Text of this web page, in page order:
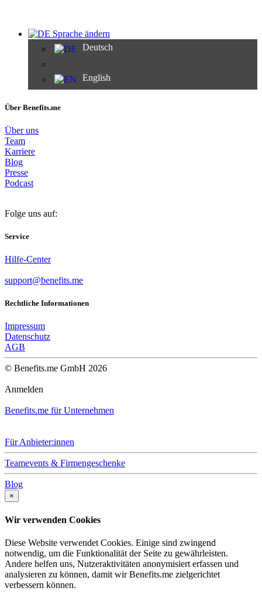
Sprache ändern
Deutsch
English
Über Benefits.me
Über uns
Team
Karriere
Blog
Presse
Podcast
Folge uns auf:
Service
Hilfe-Center
support@benefits.me
Rechtliche Informationen
Impressum
Datenschutz
AGB
© Benefits.me GmbH 2026
Anmelden
Benefits.me für Unternehmen
Für Anbieter:innen
Teamevents & Firmengeschenke
Blog
×
Wir verwenden Cookies
Diese Website verwendet Cookies. Einige sind zwingend
notwendig, um die Funktionalität der Seite zu gewährleisten.
Andere helfen uns, Nutzeraktivitäten anonymisiert erfassen und
analysieren zu können, damit wir Benefits.me zielgerichtet
verbessern können.